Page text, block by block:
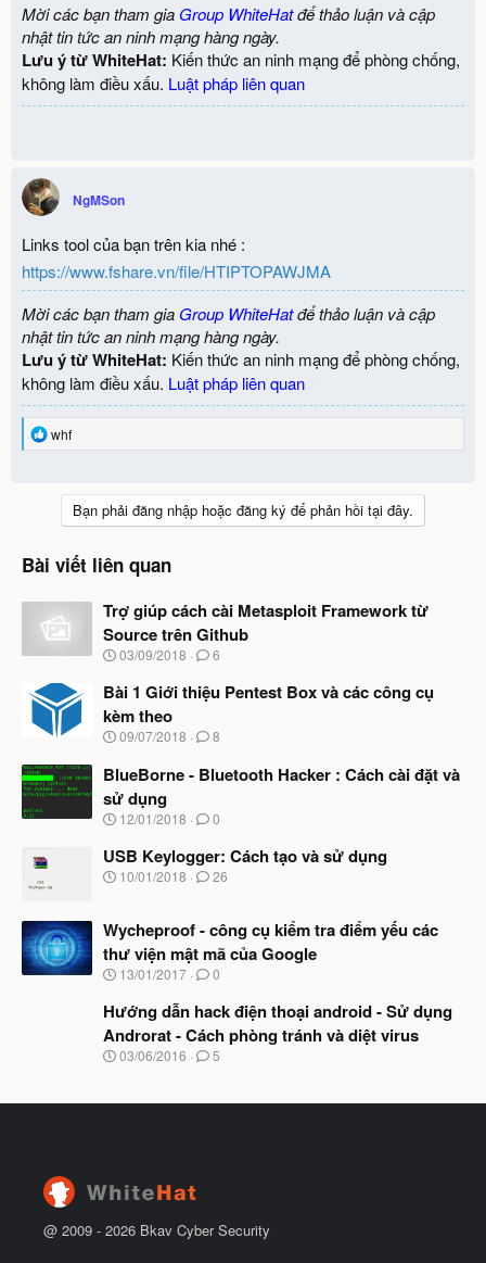
Mời các bạn tham gia Group WhiteHatđể thảo luận và cập
nhật tin tức an ninh mạng hàng ngày.
Lưu ý từ WhiteHat: Kiến thức an ninh mạng để phòng chống,
không làm điều xấu. Luật pháp liên quan
NgMSon
Links tool của bạn trên kia nhé :
https://www.fshare.vn/file/HTIPTOPAWJMA
Mời các bạn tham gia Group WhiteHatđể thảo luận và cập
nhật tin tức an ninh mạng hàng ngày.
Lưu ý từ WhiteHat: Kiến thức an ninh mạng để phòng chống,
không làm điều xấu. Luật pháp liên quan
R
whf
Bạn phải đăng nhập hoặc đăng ký để phản hồi tại đây.
Bài viết liên quan
Trợ giúp cách cài Metasploit Framework từ
Source trên Github
N
à
b
ắ
đ
ầ
u
03/09/2018 6
Bài 1 Giới thiệu Pentest Box và các công cụ
kèm theo
N
à
y
b
ắ
đ
ầ
09/07/2018 8
BlueBorne - Bluetooth Hacker : Cách cài đặt và
sử dụng
N
à
y
b
đ
ầ
u
12/01/2018 0
USB Keylogger: Cách tạo và sử dụng
N
y
b
ắ
t
ầ
u
10/01/2018 26
Wycheproof - công cụ kiểm tra điểm yếu các
thư viện mật mã của Google
N
à
b
ắ
13/01/2017 0
Hướng dẫn hack điện thoại android - Sử dụng
Androrat - Cách phòng tránh và diệt virus
N
y
ầ
03/06/2016 5
@ 2009 - 2026 Bkav Cyber Security